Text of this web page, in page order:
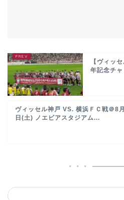
【ヴィッ
年記念チ
ヴィッセル神戸 VS. 横浜ＦＣ戦＠8
日(土) ノエビアスタジアム...